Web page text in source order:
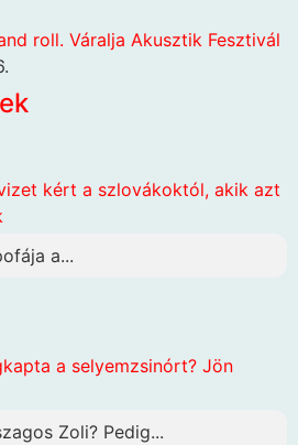
roll. Váralja Akusztik Fesztivál
kért a szlovákoktól, akik azt
a...
a selyemzsinórt? Jön
Zoli? Pedig...